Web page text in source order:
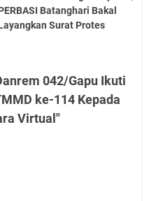
Batanghari Bakal
Surat Protes
042/Gapu Ikuti
ke-114 Kepada
Virtual"